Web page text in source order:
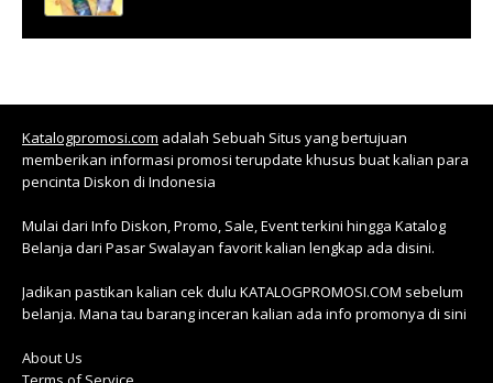
Katalogpromosi.com adalah Sebuah Situs yang bertujuan
memberikan informasi promosi terupdate khusus buat kalian para
pencinta Diskon di Indonesia
Mulai dari Info Diskon, Promo, Sale, Event terkini hingga Katalog
Belanja dari Pasar Swalayan favorit kalian lengkap ada disini.
Jadikan pastikan kalian cek dulu KATALOGPROMOSI.COM sebelum
belanja. Mana tau barang inceran kalian ada info promonya di sini
About Us